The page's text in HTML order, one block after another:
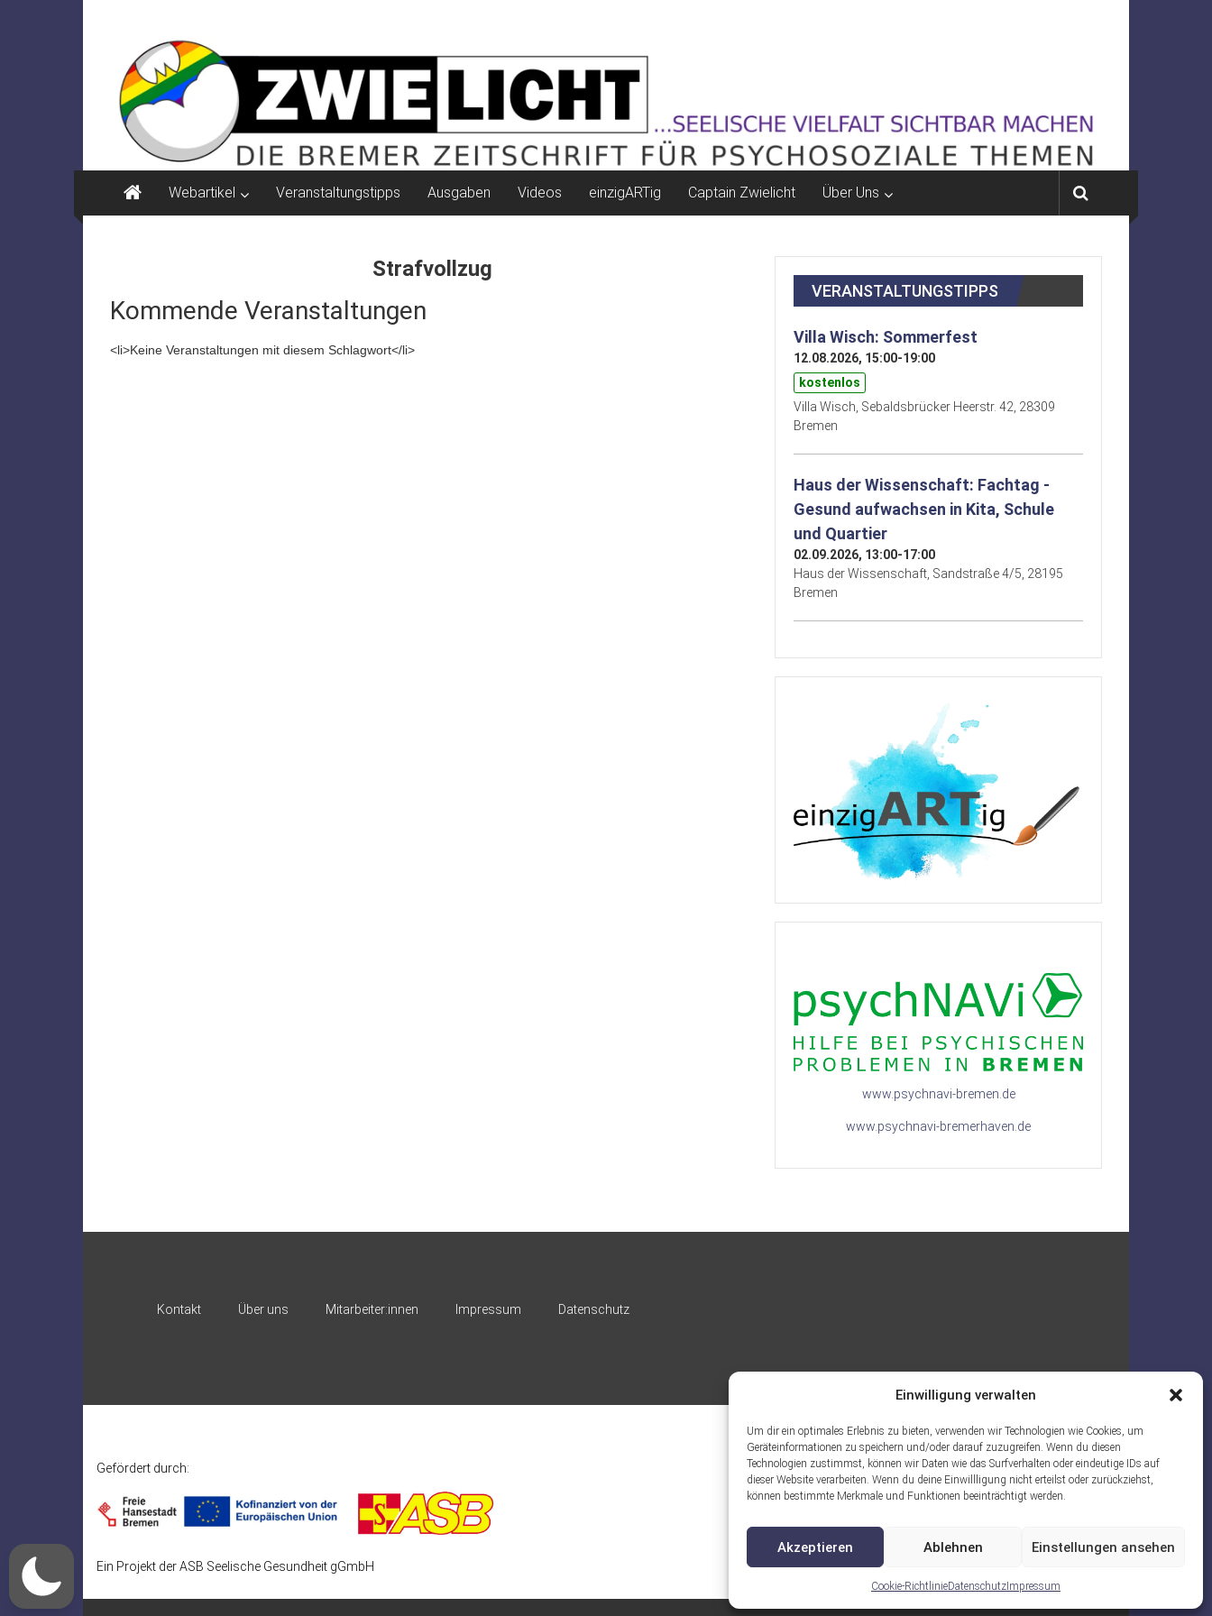
Einwilligung verwalten
Um dir ein optimales Erlebnis zu bieten, verwenden wir Technologien wie Cookies, um
Geräteinformationen zu speichern und/oder darauf zuzugreifen. Wenn du diesen
Technologien zustimmst, können wir Daten wie das Surfverhalten oder eindeutige IDs auf
dieser Website verarbeiten. Wenn du deine Einwillligung nicht erteilst oder zurückziehst,
können bestimmte Merkmale und Funktionen beeinträchtigt werden.
Akzeptieren Ablehnen Einstellungen ansehen
Cookie-RichtlinieDatenschutzImpressum
ZWIELICHT
BREMEN
DIE
BREMER
ZEITSCHRIFT
FÜR
PSYCHOSOZIALE
Webartikel Veranstaltungstipps Ausgaben Videos einzigARTig Captain Zwielicht Über Uns
Strafvollzug
Kommende Veranstaltungen
<li>Keine Veranstaltungen mit diesem Schlagwort</li>
VERANSTALTUNGSTIPPS
Villa Wisch: Sommerfest
12.08.2026, 15:00-19:00
kostenlos
Villa Wisch, Sebaldsbrücker Heerstr. 42, 28309
Bremen
Haus der Wissenschaft: Fachtag -
Gesund aufwachsen in Kita, Schule
und Quartier
02.09.2026, 13:00-17:00
Haus der Wissenschaft, Sandstraße 4/5, 28195
Bremen
www.psychnavi-bremen.de
www.psychnavi-bremerhaven.de
Kontakt Über uns Mitarbeiter:innen Impressum Datenschutz
Gefördert durch:
Ein Projekt der ASB Seelische Gesundheit gGmbH